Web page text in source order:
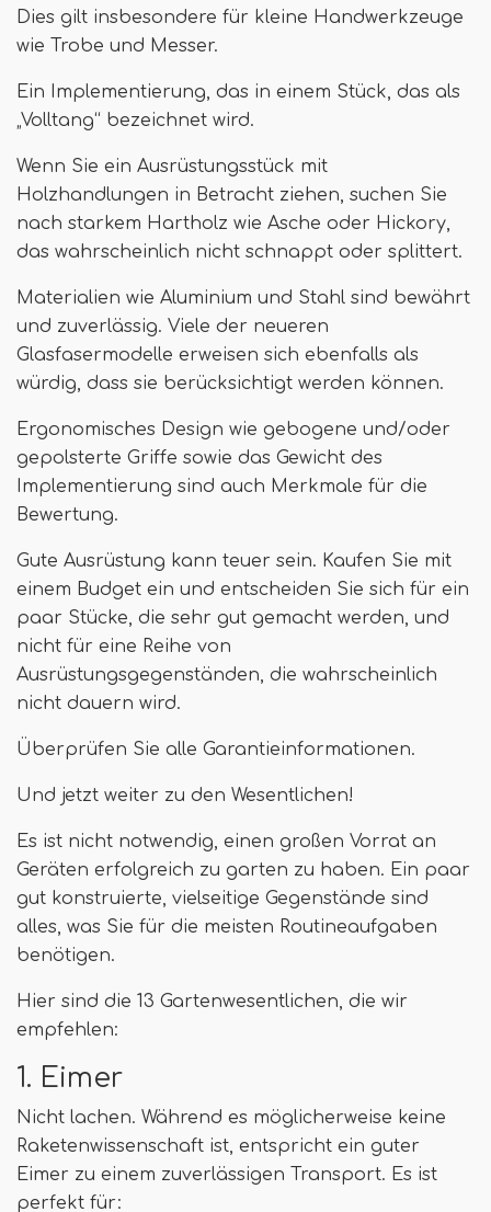
Dies gilt insbesondere für kleine Handwerkzeuge
wie Trobe und Messer.
Ein Implementierung, das in einem Stück, das als
„Volltang“ bezeichnet wird.
Wenn Sie ein Ausrüstungsstück mit
Holzhandlungen in Betracht ziehen, suchen Sie
nach starkem Hartholz wie Asche oder Hickory,
das wahrscheinlich nicht schnappt oder splittert.
Materialien wie Aluminium und Stahl sind bewährt
und zuverlässig. Viele der neueren
Glasfasermodelle erweisen sich ebenfalls als
würdig, dass sie berücksichtigt werden können.
Ergonomisches Design wie gebogene und/oder
gepolsterte Griffe sowie das Gewicht des
Implementierung sind auch Merkmale für die
Bewertung.
Gute Ausrüstung kann teuer sein. Kaufen Sie mit
einem Budget ein und entscheiden Sie sich für ein
paar Stücke, die sehr gut gemacht werden, und
nicht für eine Reihe von
Ausrüstungsgegenständen, die wahrscheinlich
nicht dauern wird.
Überprüfen Sie alle Garantieinformationen.
Und jetzt weiter zu den Wesentlichen!
Es ist nicht notwendig, einen großen Vorrat an
Geräten erfolgreich zu garten zu haben. Ein paar
gut konstruierte, vielseitige Gegenstände sind
alles, was Sie für die meisten Routineaufgaben
benötigen.
Hier sind die 13 Gartenwesentlichen, die wir
empfehlen:
1. Eimer
Nicht lachen. Während es möglicherweise keine
Raketenwissenschaft ist, entspricht ein guter
Eimer zu einem zuverlässigen Transport. Es ist
perfekt für: